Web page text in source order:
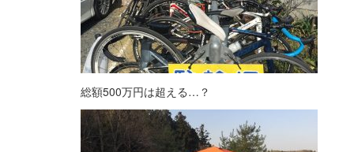
総額500万円は超える…？